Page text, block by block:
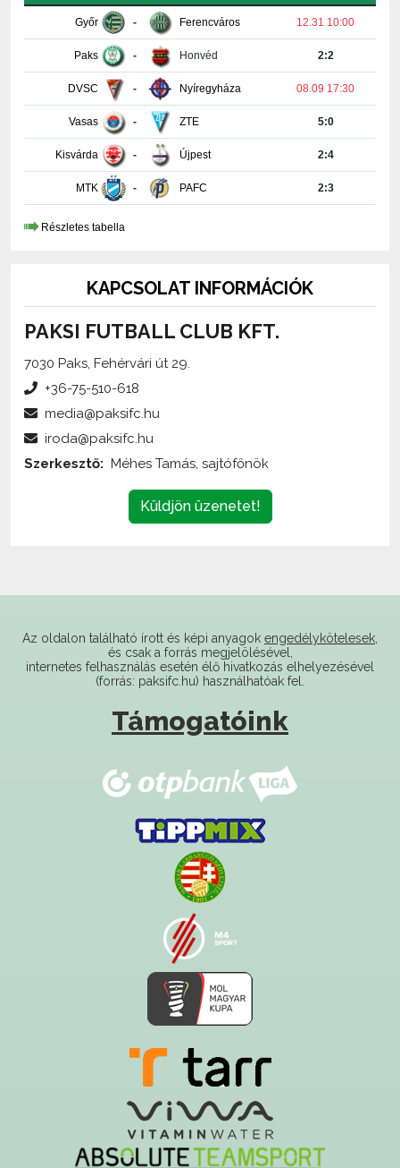
Paks Honvéd 2:2
DVSC Nyíregyháza 08.09 17:30
Vasas ZTE 5:0
Kisvárda Újpest 2:4
MTK PAFC 2:3
Részletes tabella
PAKSI FUTBALL CLUB KFT.
7030 Paks, Fehérvári út 29.
Küldjön üzenetet!
internetes felhasználás esetén élő hivatkozás elhelyezésével
(forrás: paksifc.hu) használhatóak fel.
Támogatóink